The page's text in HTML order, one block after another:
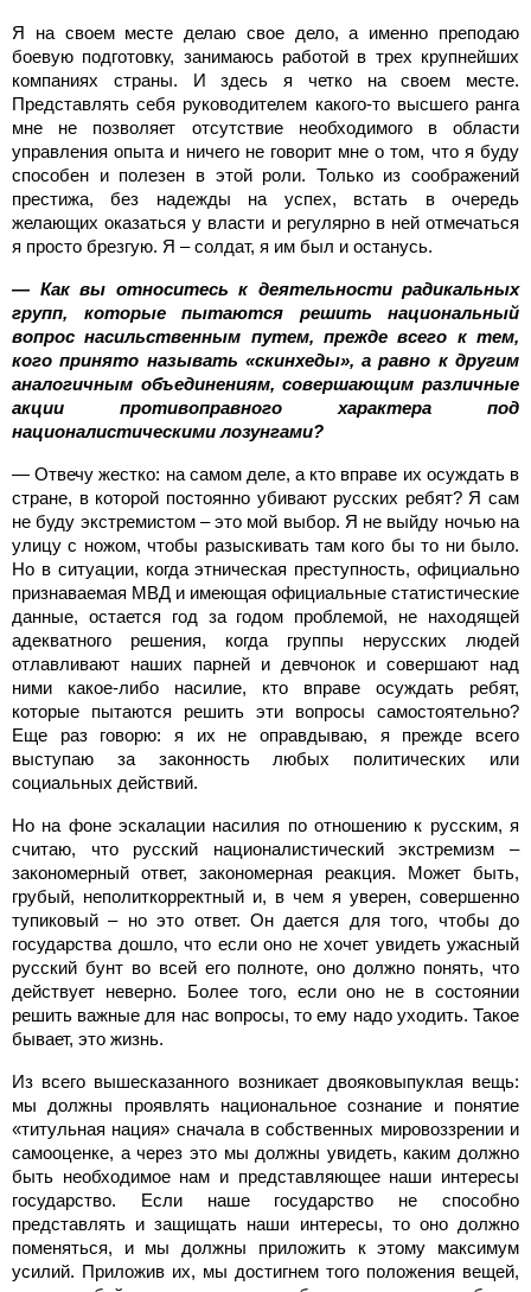
Я на своем месте делаю свое дело, а именно преподаю
боевую подготовку, занимаюсь работой в трех крупнейших
компаниях страны. И здесь я четко на своем месте.
Представлять себя руководителем какого-то высшего ранга
мне не позволяет отсутствие необходимого в области
управления опыта и ничего не говорит мне о том, что я буду
способен и полезен в этой роли. Только из соображений
престижа, без надежды на успех, встать в очередь
желающих оказаться у власти и регулярно в ней отмечаться
я просто брезгую. Я – солдат, я им был и останусь.
— Как вы относитесь к деятельности радикальных
групп, которые пытаются решить национальный
вопрос насильственным путем, прежде всего к тем,
кого принято называть «скинхеды», а равно к другим
аналогичным объединениям, совершающим различные
акции противоправного характера под
националистическими лозунгами?
— Отвечу жестко: на самом деле, а кто вправе их осуждать в
стране, в которой постоянно убивают русских ребят? Я сам
не буду экстремистом – это мой выбор. Я не выйду ночью на
улицу с ножом, чтобы разыскивать там кого бы то ни было.
Но в ситуации, когда этническая преступность, официально
признаваемая МВД и имеющая официальные статистические
данные, остается год за годом проблемой, не находящей
адекватного решения, когда группы нерусских людей
отлавливают наших парней и девчонок и совершают над
ними какое-либо насилие, кто вправе осуждать ребят,
которые пытаются решить эти вопросы самостоятельно?
Еще раз говорю: я их не оправдываю, я прежде всего
выступаю за законность любых политических или
социальных действий.
Но на фоне эскалации насилия по отношению к русским, я
считаю, что русский националистический экстремизм –
закономерный ответ, закономерная реакция. Может быть,
грубый, неполиткорректный и, в чем я уверен, совершенно
тупиковый – но это ответ. Он дается для того, чтобы до
государства дошло, что если оно не хочет увидеть ужасный
русский бунт во всей его полноте, оно должно понять, что
действует неверно. Более того, если оно не в состоянии
решить важные для нас вопросы, то ему надо уходить. Такое
бывает, это жизнь.
Из всего вышесказанного возникает двояковыпуклая вещь:
мы должны проявлять национальное сознание и понятие
«титульная нация» сначала в собственных мировоззрении и
самооценке, а через это мы должны увидеть, каким должно
быть необходимое нам и представляющее наши интересы
государство. Если наше государство не способно
представлять и защищать наши интересы, то оно должно
поменяться, и мы должны приложить к этому максимум
усилий. Приложив их, мы достигнем того положения вещей,